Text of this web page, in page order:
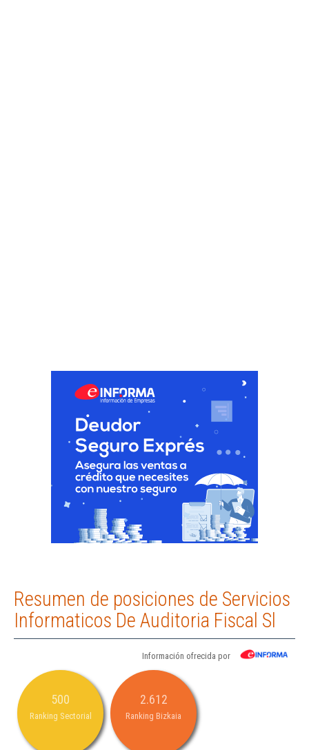
Resumen de posiciones de Servicios
Informaticos De Auditoria Fiscal Sl
Información ofrecida por
500
Ranking Sectorial
2.612
Ranking Bizkaia